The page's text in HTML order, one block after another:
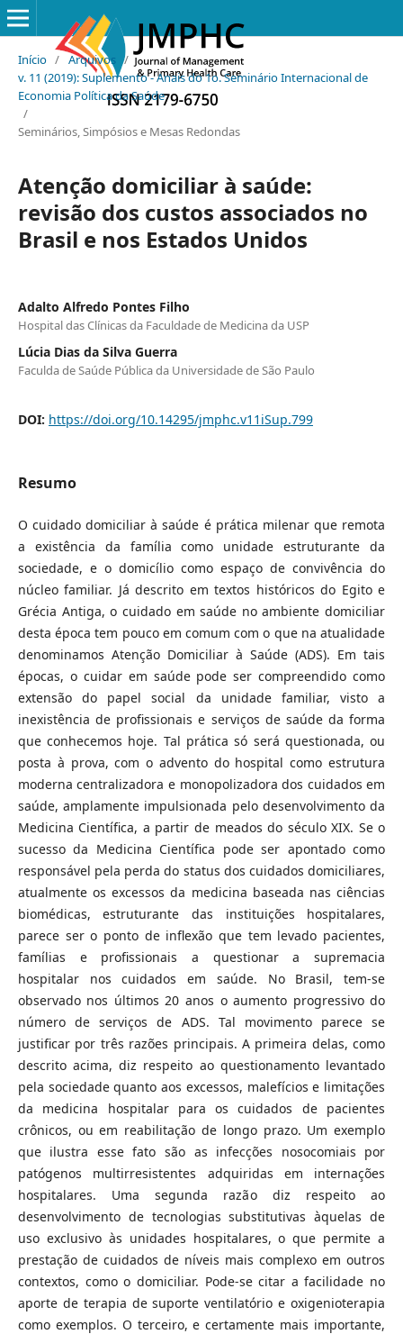
Início / Arquivos /
v. 11 (2019): Suplemento - Anais do 1o. Seminário Internacional de
Economia Política da Saúde
/
Seminários, Simpósios e Mesas Redondas
Atenção domiciliar à saúde:
revisão dos custos associados no
Brasil e nos Estados Unidos
Adalto Alfredo Pontes Filho
Hospital das Clínicas da Faculdade de Medicina da USP
Lúcia Dias da Silva Guerra
Faculda de Saúde Pública da Universidade de São Paulo
DOI: https://doi.org/10.14295/jmphc.v11iSup.799
Resumo
O cuidado domiciliar à saúde é prática milenar que remota
a existência da família como unidade estruturante da
sociedade, e o domicílio como espaço de convivência do
núcleo familiar. Já descrito em textos históricos do Egito e
Grécia Antiga, o cuidado em saúde no ambiente domiciliar
desta época tem pouco em comum com o que na atualidade
denominamos Atenção Domiciliar à Saúde (ADS). Em tais
épocas, o cuidar em saúde pode ser compreendido como
extensão do papel social da unidade familiar, visto a
inexistência de profissionais e serviços de saúde da forma
que conhecemos hoje. Tal prática só será questionada, ou
posta à prova, com o advento do hospital como estrutura
moderna centralizadora e monopolizadora dos cuidados em
saúde, amplamente impulsionada pelo desenvolvimento da
Medicina Científica, a partir de meados do século XIX. Se o
sucesso da Medicina Científica pode ser apontado como
responsável pela perda do status dos cuidados domiciliares,
atualmente os excessos da medicina baseada nas ciências
biomédicas, estruturante das instituições hospitalares,
parece ser o ponto de inflexão que tem levado pacientes,
famílias e profissionais a questionar a supremacia
hospitalar nos cuidados em saúde. No Brasil, tem-se
observado nos últimos 20 anos o aumento progressivo do
número de serviços de ADS. Tal movimento parece se
justificar por três razões principais. A primeira delas, como
descrito acima, diz respeito ao questionamento levantado
pela sociedade quanto aos excessos, malefícios e limitações
da medicina hospitalar para os cuidados de pacientes
crônicos, ou em reabilitação de longo prazo. Um exemplo
que ilustra esse fato são as infecções nosocomiais por
patógenos multirresistentes adquiridas em internações
hospitalares. Uma segunda razão diz respeito ao
desenvolvimento de tecnologias substitutivas àquelas de
uso exclusivo às unidades hospitalares, o que permite a
prestação de cuidados de níveis mais complexo em outros
contextos, como o domiciliar. Pode-se citar a facilidade no
aporte de terapia de suporte ventilatório e oxigenioterapia
como exemplos. O terceiro, e certamente mais importante,